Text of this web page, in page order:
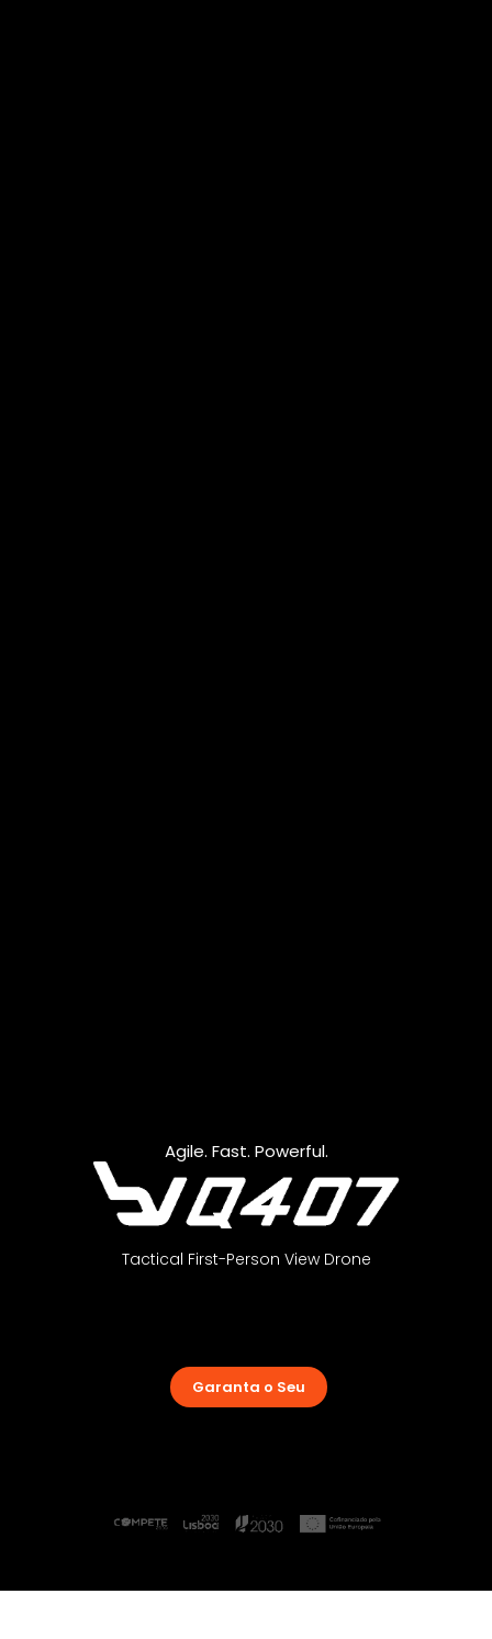
Agile. Fast. Powerful.
Tactical First-Person View Drone
Garanta o Seu